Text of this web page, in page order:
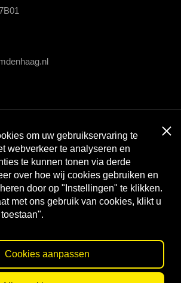
Privacy statement Cookies
om uw gebruikservaring te
webverkeer te analyseren en
te kunnen tonen via derde
over hoe wij cookies gebruiken en
door op "Instellingen" te klikken.
met ons gebruik van cookies, klikt u
Cookies aanpassen